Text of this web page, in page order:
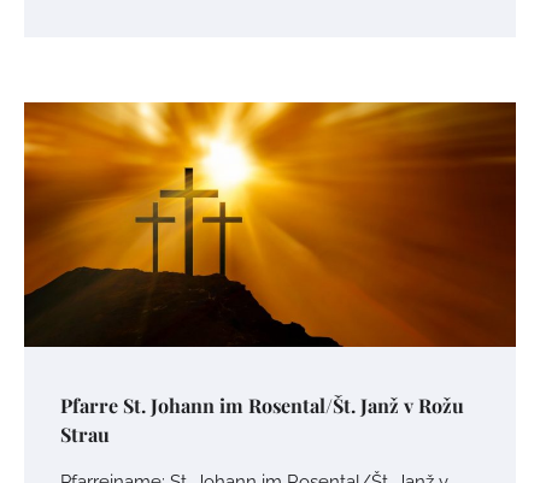
Pfarre St. Johann im Rosental/Št. Janž v Rožu
Strau